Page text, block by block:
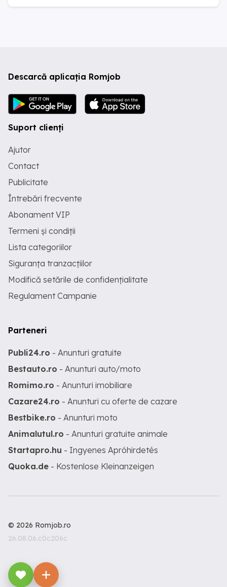
Descarcă aplicația Romjob
Suport clienți
Ajutor
Contact
Publicitate
Întrebări frecvente
Abonament VIP
Termeni și condiții
Lista categoriilor
Siguranța tranzacțiilor
Modifică setările de confidențialitate
Regulament Campanie
Parteneri
Publi24.ro - Anunturi gratuite
Bestauto.ro - Anunturi auto/moto
Romimo.ro - Anunturi imobiliare
Cazare24.ro - Anunturi cu oferte de cazare
Bestbike.ro - Anunturi moto
Animalutul.ro - Anunturi gratuite animale
Startapro.hu - Ingyenes Apróhirdetés
Quoka.de - Kostenlose Kleinanzeigen
© 2026 Romjob.ro
26.08.06.c0c206c